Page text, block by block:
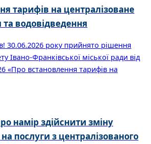
тарифів на централізоване
водовідведення
30.06.2026 року прийнято рішення
Івано-Франківської міської ради від
«Про встановлення тарифів на
намір здійснити зміну
послуги з централізованого